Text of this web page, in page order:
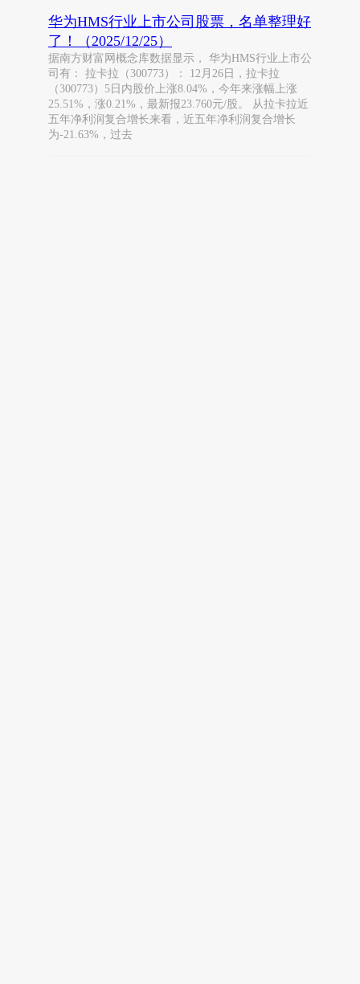
华为HMS行业上市公司股票，名单整理好
了！（2025/12/25）
据南方财富网概念库数据显示， 华为HMS行业上市公
司有： 拉卡拉（300773）： 12月26日，拉卡拉
（300773）5日内股价上涨8.04%，今年来涨幅上涨
25.51%，涨0.21%，最新报23.760元/股。 从拉卡拉近
五年净利润复合增长来看，近五年净利润复合增长
为-21.63%，过去